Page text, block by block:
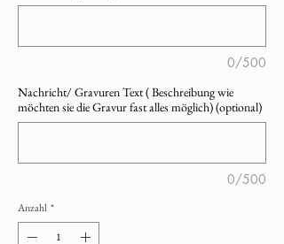
0/500
Nachricht/ Gravuren Text ( Beschreibung wie
möchten sie die Gravur fast alles möglich) (optional)
0/500
Anzahl *